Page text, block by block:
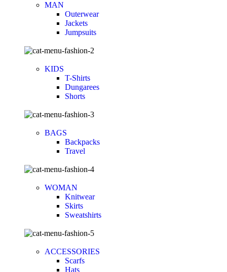
MAN
Outerwear
Jackets
Jumpsuits
KIDS
T-Shirts
Dungarees
Shorts
BAGS
Backpacks
Travel
WOMAN
Knitwear
Skirts
Sweatshirts
ACCESSORIES
Scarfs
Hats